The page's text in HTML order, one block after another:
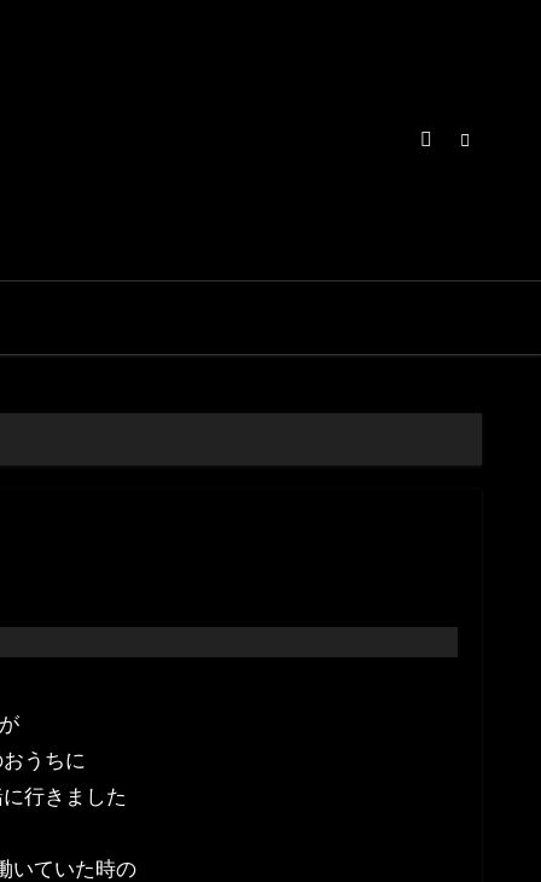
うちに
行きました
いていた時の